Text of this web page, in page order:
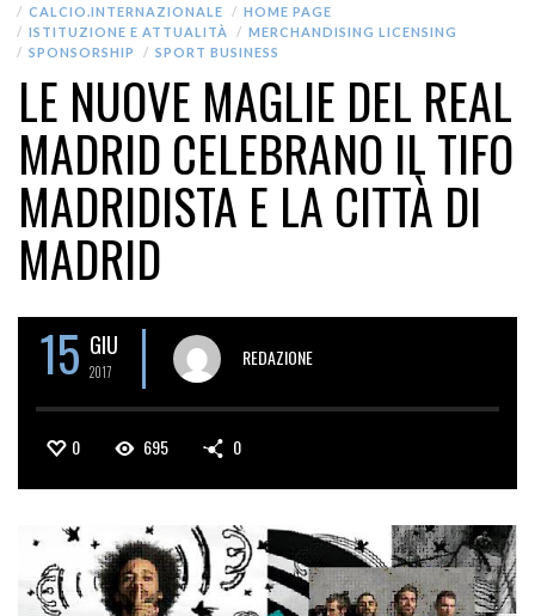
CALCIO.INTERNAZIONALE
HOME PAGE
ISTITUZIONE E ATTUALITÀ
MERCHANDISING LICENSING
SPONSORSHIP
SPORT BUSINESS
LE NUOVE MAGLIE DEL REAL
MADRID CELEBRANO IL TIFO
MADRIDISTA E LA CITTÀ DI
MADRID
15 GIU
2017
REDAZIONE
0 695 0